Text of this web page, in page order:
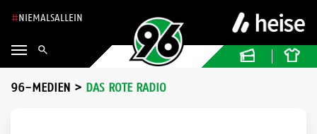
NIEMALSALLEIN
96-MEDIEN > DAS ROTE RADIO